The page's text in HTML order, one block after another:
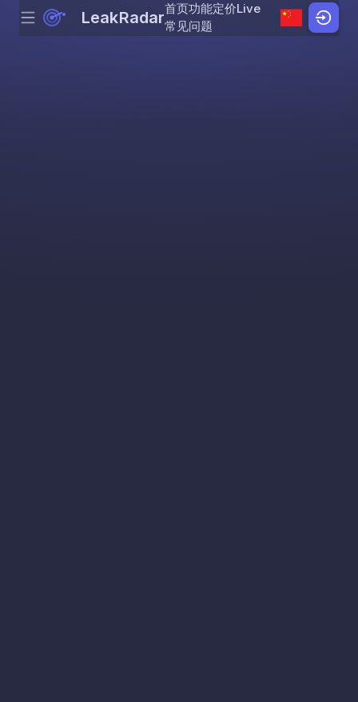
Skip to content
Menu LeakRadar首页功能定价Live
常见问题